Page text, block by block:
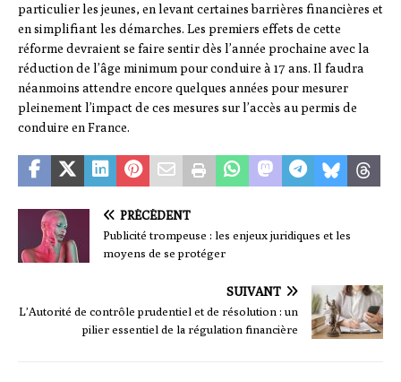
particulier les jeunes, en levant certaines barrières financières et
en simplifiant les démarches. Les premiers effets de cette
réforme devraient se faire sentir dès l’année prochaine avec la
réduction de l’âge minimum pour conduire à 17 ans. Il faudra
néanmoins attendre encore quelques années pour mesurer
pleinement l’impact de ces mesures sur l’accès au permis de
conduire en France.
PRÉCÉDENT
Publicité trompeuse : les enjeux juridiques et les
moyens de se protéger
SUIVANT
L’Autorité de contrôle prudentiel et de résolution : un
pilier essentiel de la régulation financière